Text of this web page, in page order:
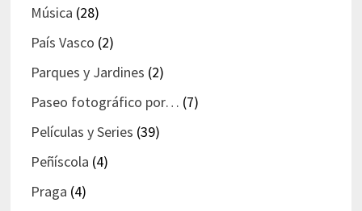
Música (28)
País Vasco (2)
Parques y Jardines (2)
Paseo fotográfico por… (7)
Películas y Series (39)
Peñíscola (4)
Praga (4)